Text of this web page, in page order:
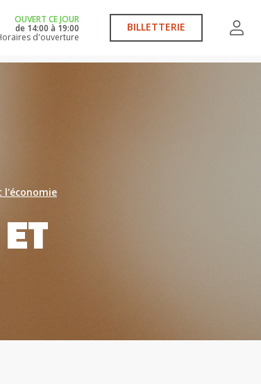
OUVERT CE JOUR
de 14:00 à 19:00
d'ouverture
BILLETTERIE
l'économie